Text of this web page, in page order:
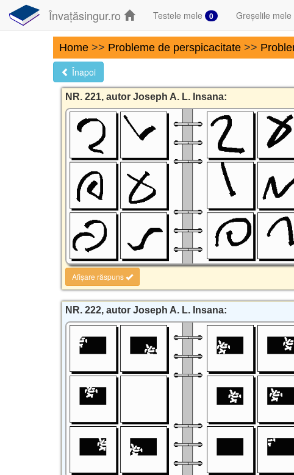
Învațăsingur.ro Testele mele 0 Greșelile mele
Home >> Probleme de perspicacitate >>
Înapoi
NR. 221, autor Joseph A. L. Insana:
Afișare răspuns
NR. 222, autor Joseph A. L. Insana: